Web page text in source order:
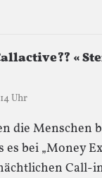
«
Uhr
die Menschen
es bei „Money
Call-